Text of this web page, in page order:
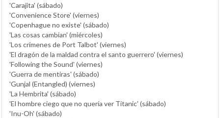
'Carajita' (sábado)
'Convenience Store' (viernes)
'Copenhague no existe' (sábado)
'Las cosas cambian' (miércoles)
'Los crímenes de Port Talbot' (viernes)
'El dragón de la maldad contra el santo guerrero' (viernes)
'Following the Sound' (viernes)
'Guerra de mentiras' (sábado)
'Gunjal (Entangled) (viernes)
'La Hembrita' (sábado)
'El hombre ciego que no quería ver Titanic' (sábado)
'Inu-Oh' (sábado)